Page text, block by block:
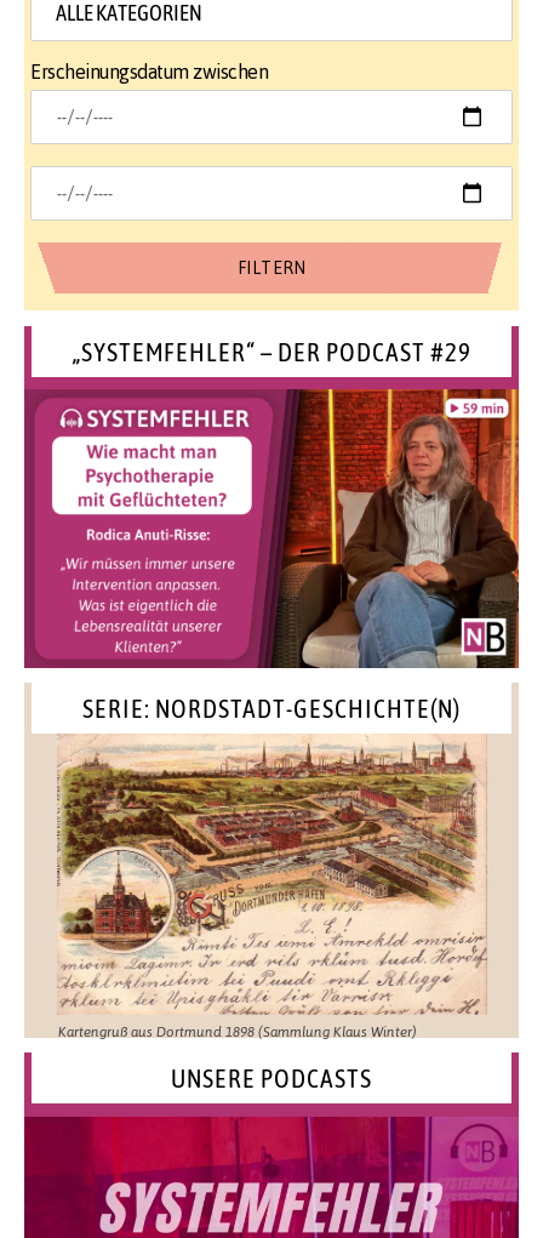
Erscheinungsdatum zwischen
„SYSTEMFEHLER“ – DER PODCAST #29
SERIE: NORDSTADT-GESCHICHTE(N)
Kartengruß aus Dortmund 1898 (Sammlung Klaus Winter)
UNSERE PODCASTS